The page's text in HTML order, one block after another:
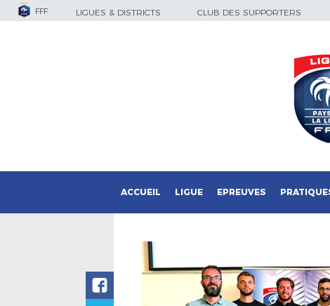
FFF LIGUES & DISTRICTS CLUB DES SUPPORTERS
ACCUEIL LIGUE EPREUVES